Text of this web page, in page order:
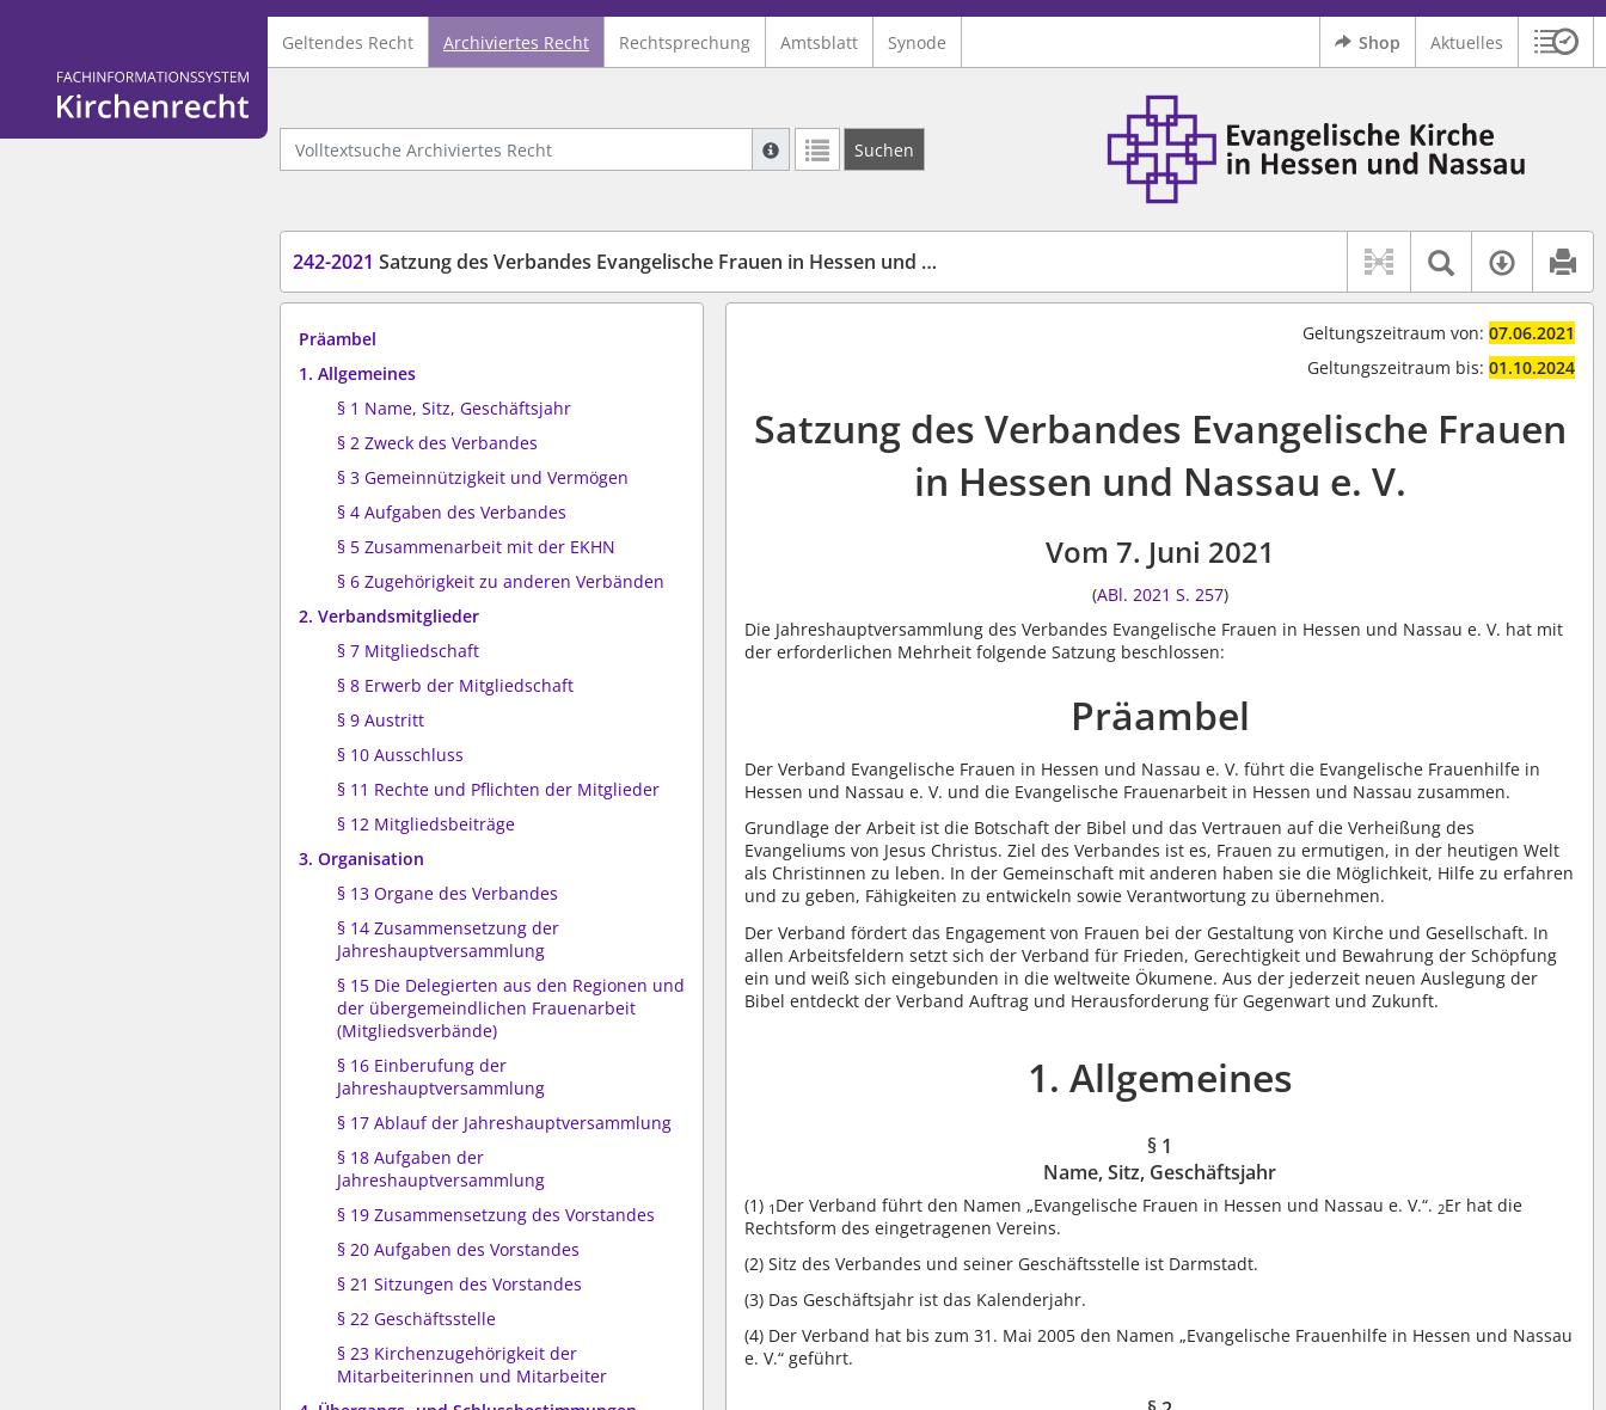
Logo Fachinformationssystem Kirchenrecht
Geltendes Recht Archiviertes Recht Rechtsprechung Amtsblatt Synode Shop Aktuelles
Volltextsuche Archiviertes Recht
Suche mit Platzhalter "*", Bsp. Pfarrer*, findet auch: "Pfarrerinitiative" oder "Pfarrerausschuss".
Weitere Suchoperatoren finden Sie in unserer Hilfe.
Suchen
Logo Ev. Kirche in Hessen und Nassau
242-2021 Satzung des Verbandes Evangelische Frauen in Hessen und Nassau e. V. Textsuche
Präambel
1. Allgemeines
§ 1 Name, Sitz, Geschäftsjahr
§ 2 Zweck des Verbandes
§ 3 Gemeinnützigkeit und Vermögen
§ 4 Aufgaben des Verbandes
§ 5 Zusammenarbeit mit der EKHN
§ 6 Zugehörigkeit zu anderen Verbänden
2. Verbandsmitglieder
§ 7 Mitgliedschaft
§ 8 Erwerb der Mitgliedschaft
§ 9 Austritt
§ 10 Ausschluss
§ 11 Rechte und Pflichten der Mitglieder
§ 12 Mitgliedsbeiträge
3. Organisation
§ 13 Organe des Verbandes
§ 14 Zusammensetzung der
Jahreshauptversammlung
§ 15 Die Delegierten aus den Regionen und
der übergemeindlichen Frauenarbeit
(Mitgliedsverbände)
§ 16 Einberufung der
Jahreshauptversammlung
§ 17 Ablauf der Jahreshauptversammlung
§ 18 Aufgaben der
Jahreshauptversammlung
§ 19 Zusammensetzung des Vorstandes
§ 20 Aufgaben des Vorstandes
§ 21 Sitzungen des Vorstandes
§ 22 Geschäftsstelle
§ 23 Kirchenzugehörigkeit der
Mitarbeiterinnen und Mitarbeiter
Geltungszeitraum von: 07.06.2021
Geltungszeitraum bis: 01.10.2024
Satzung des Verbandes Evangelische Frauen
in Hessen und Nassau e. V.
Vom 7. Juni 2021
(ABl. 2021 S. 257)
Die Jahreshauptversammlung des Verbandes Evangelische Frauen in Hessen und Nassau e. V. hat mit
der erforderlichen Mehrheit folgende Satzung beschlossen:
Präambel
Der Verband Evangelische Frauen in Hessen und Nassau e. V. führt die Evangelische Frauenhilfe in
Hessen und Nassau e. V. und die Evangelische Frauenarbeit in Hessen und Nassau zusammen.
Grundlage der Arbeit ist die Botschaft der Bibel und das Vertrauen auf die Verheißung des
Evangeliums von Jesus Christus. Ziel des Verbandes ist es, Frauen zu ermutigen, in der heutigen Welt
als Christinnen zu leben. In der Gemeinschaft mit anderen haben sie die Möglichkeit, Hilfe zu erfahren
und zu geben, Fähigkeiten zu entwickeln sowie Verantwortung zu übernehmen.
Der Verband fördert das Engagement von Frauen bei der Gestaltung von Kirche und Gesellschaft. In
allen Arbeitsfeldern setzt sich der Verband für Frieden, Gerechtigkeit und Bewahrung der Schöpfung
ein und weiß sich eingebunden in die weltweite Ökumene. Aus der jederzeit neuen Auslegung der
Bibel entdeckt der Verband Auftrag und Herausforderung für Gegenwart und Zukunft.
1. Allgemeines
§ 1
Name, Sitz, Geschäftsjahr
(1) 1 Der Verband führt den Namen „Evangelische Frauen in Hessen und Nassau e. V.“. 2Er hat die
Rechtsform des eingetragenen Vereins.
(2) Sitz des Verbandes und seiner Geschäftsstelle ist Darmstadt.
(3) Das Geschäftsjahr ist das Kalenderjahr.
(4) Der Verband hat bis zum 31. Mai 2005 den Namen „Evangelische Frauenhilfe in Hessen und Nassau
e. V.“ geführt.